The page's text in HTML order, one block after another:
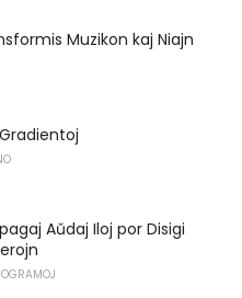
Muzikon kaj Niajn
Aŭdaj Iloj por Disigi